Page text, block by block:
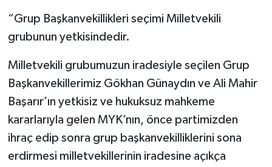
“Grup Başkanvekillikleri seçimi Milletvekili
grubunun yetkisindedir.
Milletvekili grubumuzun iradesiyle seçilen Grup
Başkanvekillerimiz Gökhan Günaydın ve Ali Mahir
Başarır’ın yetkisiz ve hukuksuz mahkeme
kararlarıyla gelen MYK’nın, önce partimizden
ihraç edip sonra grup başkanvekilliklerini sona
erdirmesi milletvekillerinin iradesine açıkça